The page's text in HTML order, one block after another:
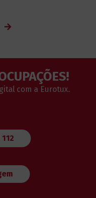
com a Eurotux.